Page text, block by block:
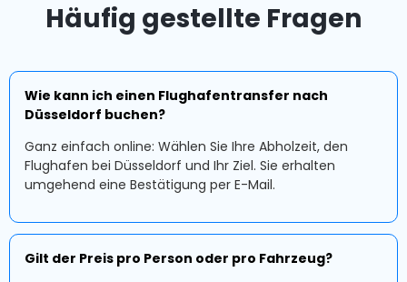
Häufig gestellte Fragen
Wie kann ich einen Flughafentransfer nach
Düsseldorf buchen?
Ganz einfach online: Wählen Sie Ihre Abholzeit, den
Flughafen bei Düsseldorf und Ihr Ziel. Sie erhalten
umgehend eine Bestätigung per E-Mail.
Gilt der Preis pro Person oder pro Fahrzeug?